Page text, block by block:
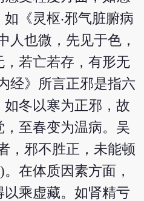
《灵枢‧邪气脏腑病
人也微，先见于色，
若亡若存，有形无
经》所言正邪是指六
冬以寒为正邪，故
至春变为温病。吴
，邪不胜正，未能顿
在体质因素方面，
乘虚藏。如肾精亏